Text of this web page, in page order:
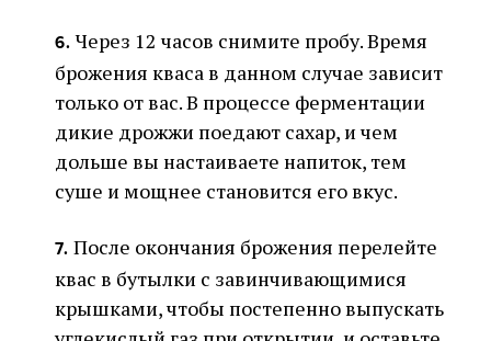
6. Через 12 часов снимите пробу. Время
брожения кваса в данном случае зависит
только от вас. В процессе ферментации
дикие дрожжи поедают сахар, и чем
дольше вы настаиваете напиток, тем
суше и мощнее становится его вкус.
7. После окончания брожения перелейте
квас в бутылки с завинчивающимися
крышками, чтобы постепенно выпускать